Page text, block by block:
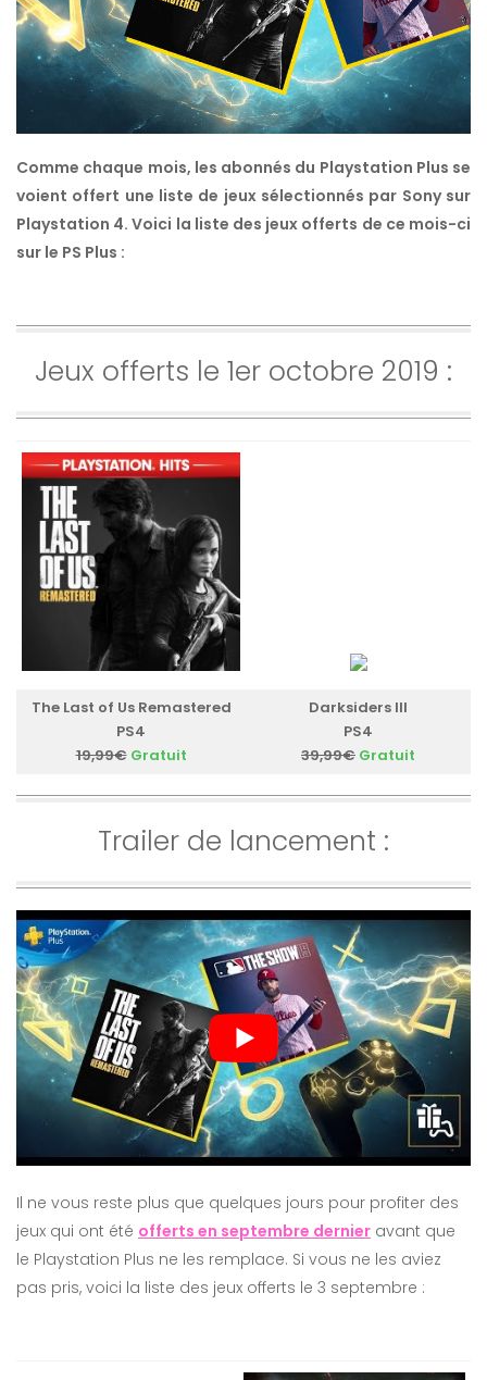
Comme chaque mois, les abonnés du Playstation Plus se
voient offert une liste de jeux sélectionnés par Sony sur
Playstation 4. Voici la liste des jeux offerts de ce mois-ci
sur le PS Plus :
Jeux offerts le 1er octobre 2019 :
The Last of Us Remastered
PS4
19,99€ Gratuit
Darksiders III
PS4
39,99€ Gratuit
Trailer de lancement :
Il ne vous reste plus que quelques jours pour profiter des
jeux qui ont été offerts en septembre dernier avant que
le Playstation Plus ne les remplace. Si vous ne les aviez
pas pris, voici la liste des jeux offerts le 3 septembre :